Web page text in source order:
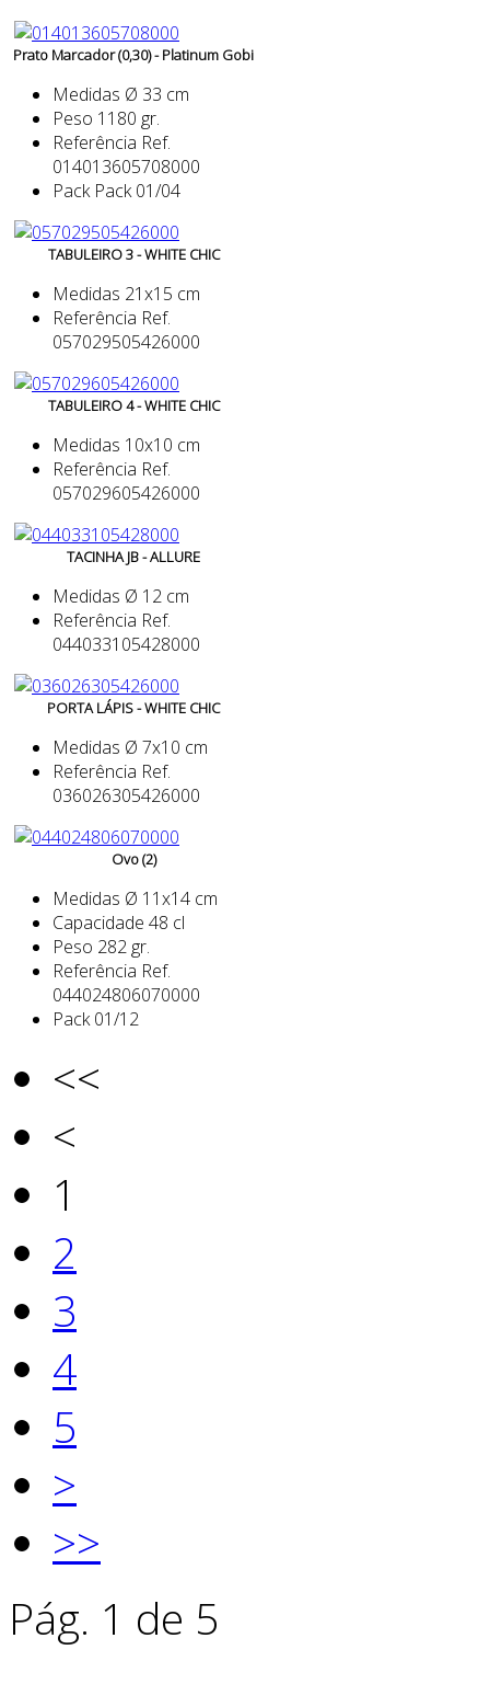
Prato Marcador (0,30) - Platinum Gobi
Medidas Ø 33 cm
Peso 1180 gr.
Referência Ref.
014013605708000
Pack Pack 01/04
TABULEIRO 3 - WHITE CHIC
Medidas 21x15 cm
Referência Ref.
057029505426000
TABULEIRO 4 - WHITE CHIC
Medidas 10x10 cm
Referência Ref.
057029605426000
TACINHA JB - ALLURE
Medidas Ø 12 cm
Referência Ref.
044033105428000
PORTA LÁPIS - WHITE CHIC
Medidas Ø 7x10 cm
Referência Ref.
036026305426000
Ovo (2)
Medidas Ø 11x14 cm
Capacidade 48 cl
Peso 282 gr.
Referência Ref.
044024806070000
Pack 01/12
<<
<
1
2
3
4
5
>
>>
Pág. 1 de 5